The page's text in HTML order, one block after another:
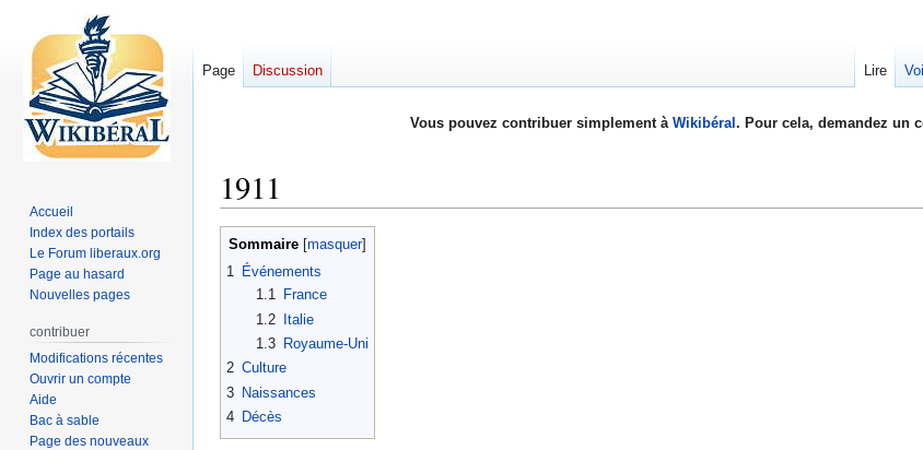
Vous pouvez contribuer simplement à Wikibéral . Pour cela, demandez un
1911
Aller
navigation
Aller
recherche
Sommaire
1 Événements
1.1
France
1.2
Italie
1.3
Royaume-Uni
2 Culture
3 Naissances
4 Décès
Page Discussion Lire
Accueil
Index des portails
Le Forum liberaux.org
Page au hasard
Nouvelles pages
contribuer
Modifications récentes
Ouvrir un compte
Aide
Bac à sable
Page des nouveaux